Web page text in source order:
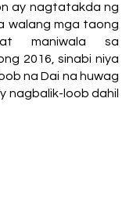
ay nagtatakda ng
walang mga taong
maniwala sa
2016, sinabi niya
na Dai na huwag
nagbalik-loob dahil